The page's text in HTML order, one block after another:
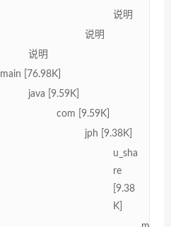
说明
说明
说明
main [76.98K]
java [9.59K]
com [9.59K]
jph [9.38K]
u_sha
re
[9.38
K]